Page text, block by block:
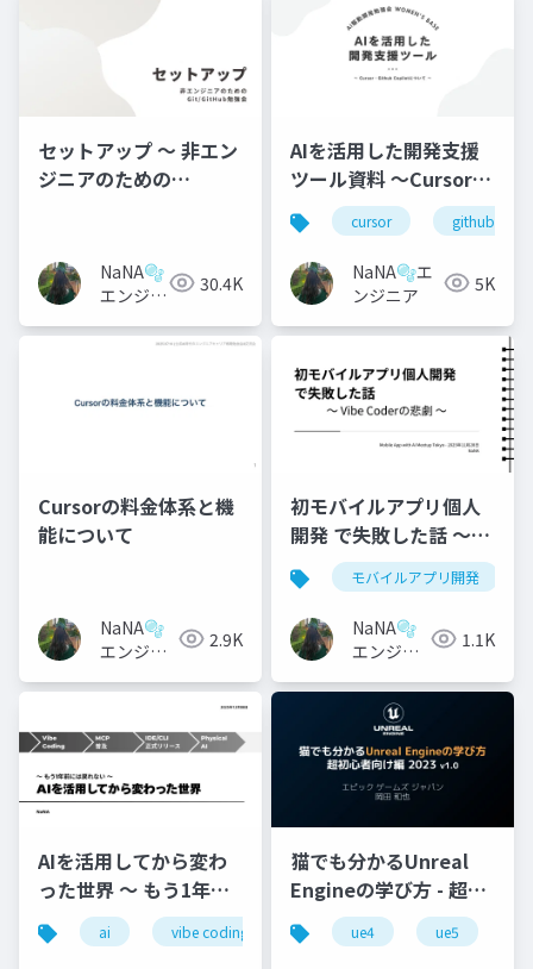
セットアップ 〜 非エン
ジニアのための
NaNA🫧
エンジニ
30.4K
AIを活用した開発支援
ツール資料 〜Cursor・
GitHub Copilotについ
て〜
cursor github
NaNA🫧エ
ンジニア
5K
Cursorの料金体系と機
能について
NaNA🫧
エンジニ
2.9K
初モバイルアプリ個人
開発 で失敗した話 〜
Vibe Coderの悲劇 〜
モバイルアプリ開発
NaNA🫧
エンジニ
1.1K
AIを活用してから変わ
った世界 〜 もう1年前
には戻れない 〜
ai vibe coding
猫でも分かるUnreal
Engineの学び方 - 超初
心者向け編 - 2023 v1.0
ue4 ue5